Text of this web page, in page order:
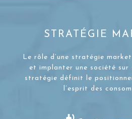
STRATÉGIE
Le rôle d’une stratégie
et implanter une société sur
stratégie définit le
l’esprit des